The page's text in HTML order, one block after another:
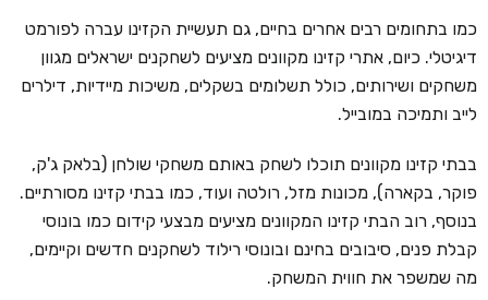
כמו בתחומים רבים אחרים בחיים, גם תעשיית הקזינו עברה לפורמט
דיגיטלי. כיום, אתרי קזינו מקוונים מציעים לשחקנים ישראלים מגוון
משחקים ושירותים, כולל תשלומים בשקלים, משיכות מיידיות, דילרים
לייב ותמיכה במובייל.
בבתי קזינו מקוונים תוכלו לשחק באותם משחקי שולחן (בלאק ג'ק,
פוקר, בקארה), מכונות מזל, רולטה ועוד, כמו בבתי קזינו מסורתיים.
בנוסף, רוב הבתי קזינו המקוונים מציעים מבצעי קידום כמו בונוסי
קבלת פנים, סיבובים בחינם ובונוסי רילוד לשחקנים חדשים וקיימים,
מה שמשפר את חווית המשחק.